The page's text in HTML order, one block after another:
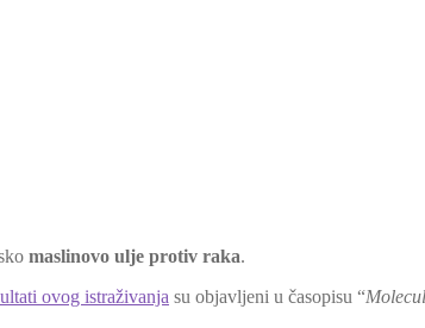
maslinovo ulje protiv raka.
ovog istraživanja su objavljeni u časopisu “